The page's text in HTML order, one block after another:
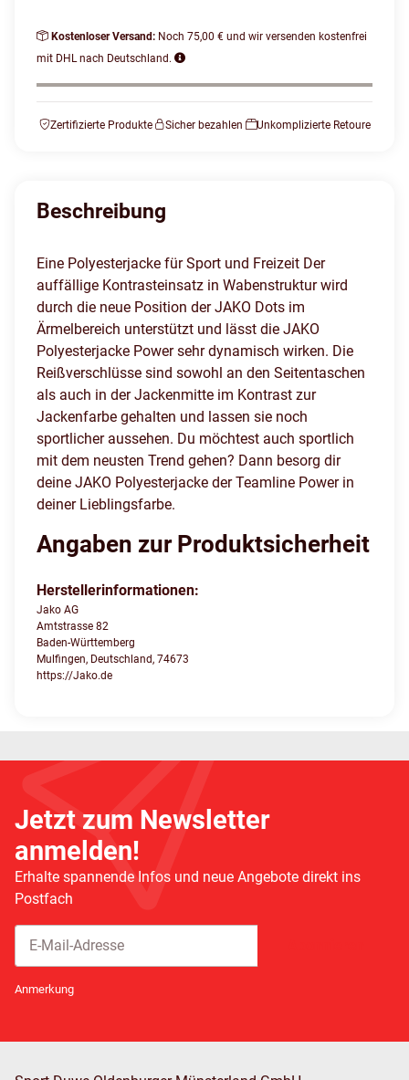
Kostenloser Versand: Noch 75,00 € und wir versenden kostenfrei
mit DHL nach Deutschland.
Zertifizierte Produkte Sicher bezahlen Unkomplizierte Retoure
Beschreibung
Eine Polyesterjacke für Sport und Freizeit Der
auffällige Kontrasteinsatz in Wabenstruktur wird
durch die neue Position der JAKO Dots im
Ärmelbereich unterstützt und lässt die JAKO
Polyesterjacke Power sehr dynamisch wirken. Die
Reißverschlüsse sind sowohl an den Seitentaschen
als auch in der Jackenmitte im Kontrast zur
Jackenfarbe gehalten und lassen sie noch
sportlicher aussehen. Du möchtest auch sportlich
mit dem neusten Trend gehen? Dann besorg dir
deine JAKO Polyesterjacke der Teamline Power in
deiner Lieblingsfarbe.
Angaben zur Produktsicherheit
Herstellerinformationen:
Jako AG
Amtstrasse 82
Baden-Württemberg
Mulfingen, Deutschland, 74673
https://Jako.de
Jetzt zum Newsletter
anmelden!
Erhalte spannende Infos und neue Angebote direkt ins
Postfach
Anmerkung